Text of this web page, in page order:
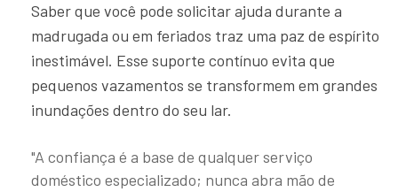
Saber que você pode solicitar ajuda durante a
madrugada ou em feriados traz uma paz de espírito
inestimável. Esse suporte contínuo evita que
pequenos vazamentos se transformem em grandes
inundações dentro do seu lar.
"A confiança é a base de qualquer serviço
doméstico especializado; nunca abra mão de